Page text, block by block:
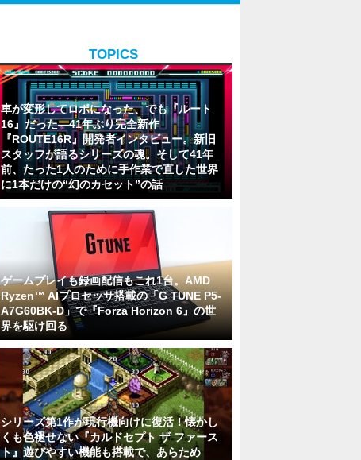
TOPICS
車が変形してロボになった、でも『ルート
16』だった―41年ぶり完全新作
『ROUTE16R』開発者インタビュー。新旧
スタッフが語るシリーズの魂。そして41年
前、たった1人のために手作業で直した世界
に1本だけの“幻のカセット”の話
ゲームプレイも録画配信もこれ1台。AMD
Ryzen™ AIプロセッサ搭載の「G TUNE P5-
A7G60BK-D」で『Forza Horizon 6』の世
界を駆け回る
シリーズ第1作が現行機向けに復活！懐かし
くも色褪せない『カルドセプト ザ ファース
ト』遊びやすい機能も搭載で、あらため